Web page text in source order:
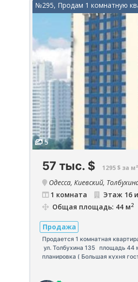
№295, Продам 1 комнатную
5
57 тыс. $ 1295 $ за м²
Одесса, Киевский,
1 комната
Этаж 16
Общая площадь: 44 м2
Продажа
Продается 1 комнатная
ул. Толбухина 135 площадь 44
планировка ( Большая кухня